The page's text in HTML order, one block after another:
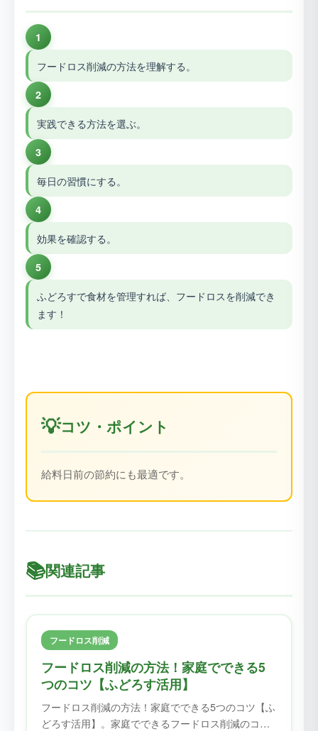
1
フードロス削減の方法を理解する。
2
実践できる方法を選ぶ。
3
毎日の習慣にする。
4
効果を確認する。
5
ふどろすで食材を管理すれば、フードロスを削減でき
ます！
💡コツ・ポイント
給料日前の節約にも最適です。
📚関連記事
フードロス削減
フードロス削減の方法！家庭でできる5
つのコツ【ふどろす活用】
フードロス削減の方法！家庭でできる5つのコツ【ふ
どろす活用】。家庭でできるフードロス削減のコツ